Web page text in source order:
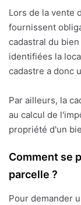
Lors de la vente
fournissent
cadastral du
identifiées la
cadastre a donc
Par ailleurs, la
au calcul de
propriété d'un
Comment se
parcelle ?
Pour demander